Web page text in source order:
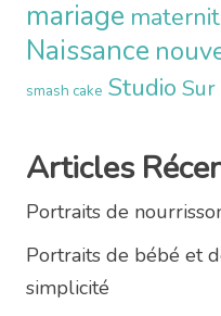
mariage
Naissance
smash cake Studio
Articles
Portraits de
Portraits de bébé et
simplicité